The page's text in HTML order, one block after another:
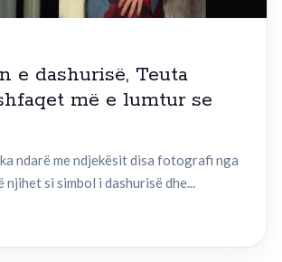
e dashurisë, Teuta
më e lumtur se
ndarë me ndjekësit disa fotografi nga
njihet si simbol i dashurisë dhe...